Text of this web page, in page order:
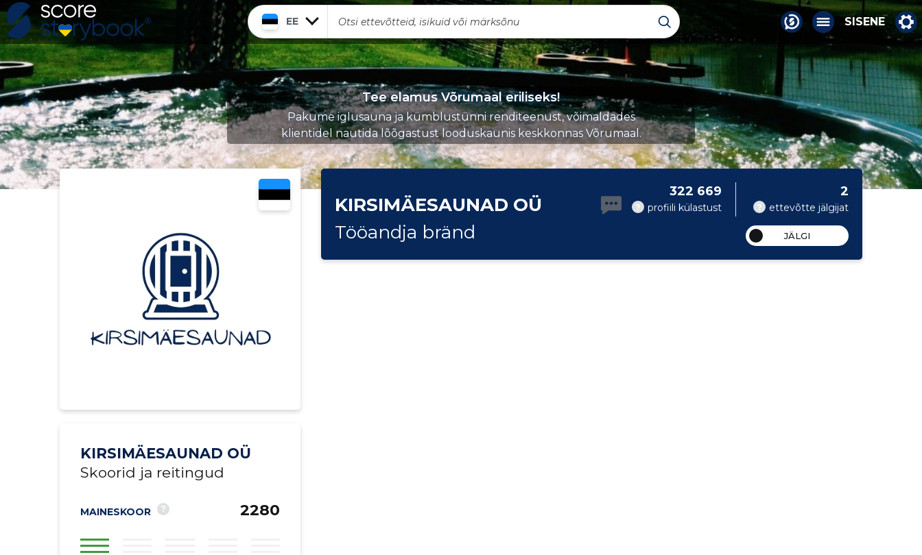
EE SISENE
Tee elamus Võrumaal eriliseks!
Pakume iglusauna ja kümblustünni renditeenust, võimaldades
klientidel nautida lõõgastust looduskaunis keskkonnas Võrumaal.
KIRSIMÄESAUNAD OÜ
Skoorid ja reitingud
MAINESKOOR ? 2280
KIRSIMÄESAUNAD OÜ
Tööandja bränd
? profiili külastust
322 669
? ettevõtte jälgijat
2
JÄLGI